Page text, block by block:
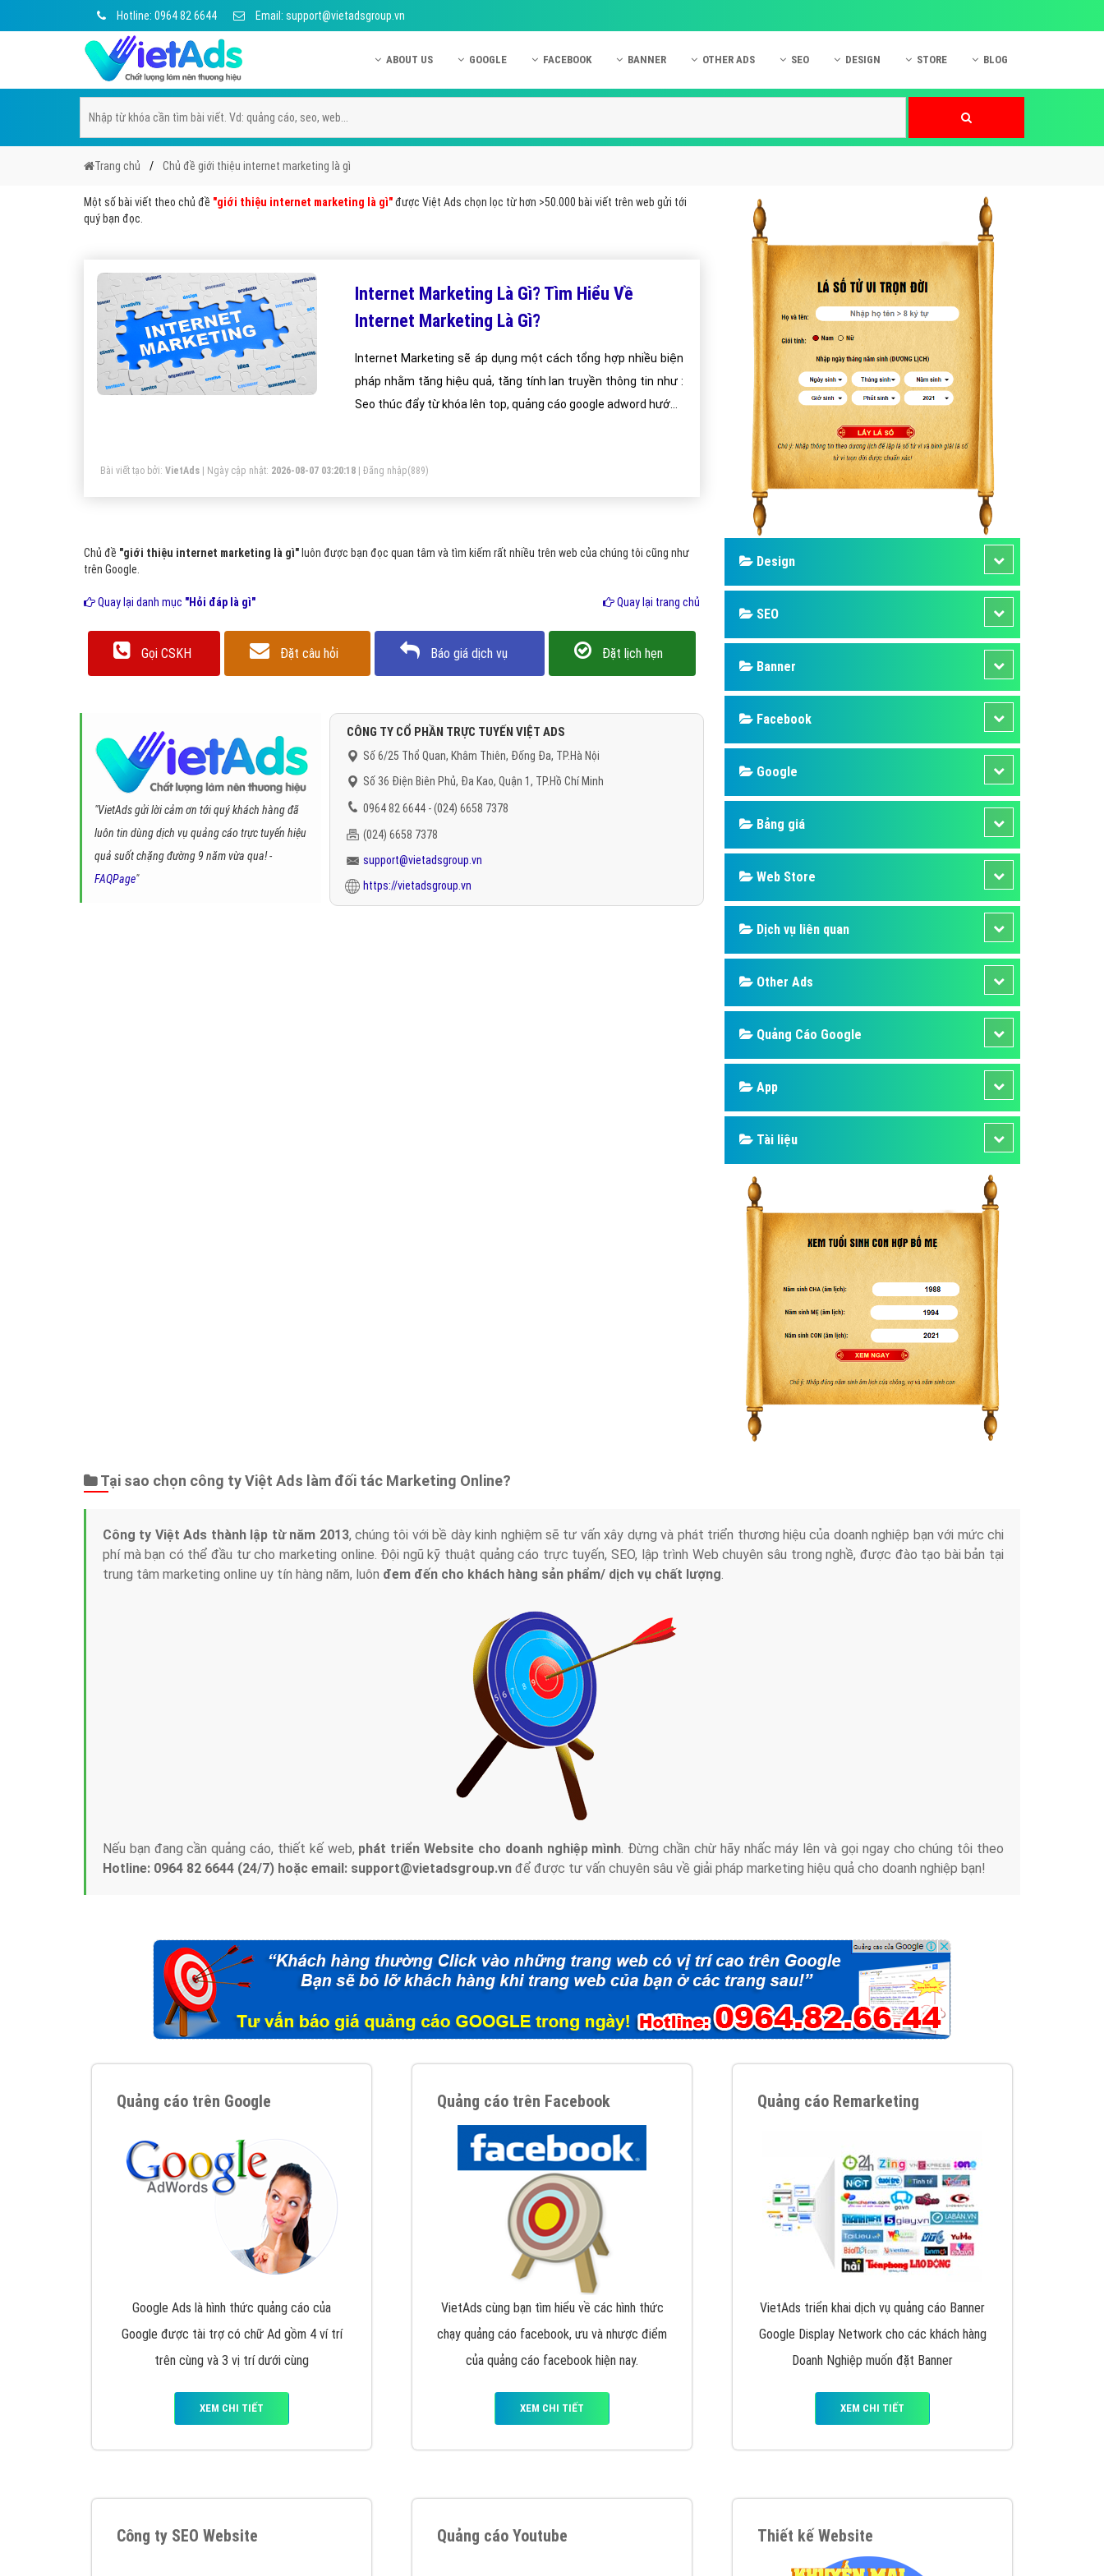
Hotline: 0964 82 6644 Email: support@vietadsgroup.vn
ABOUT US GOOGLE
Hỏi đáp Google
FACEBOOK BANNER OTHER ADS
Quảng cáo Online
Quảng cáo Skype
Quảng cáo TVC
Quảng cáo Cốc Cốc
Phần mềm ứng dụng hay
Dịch vụ Domain & Hosting
Hỏi đáp phần mềm
Hỏi đáp quảng cáo TVC
Hỏi đáp quảng cáo mobile
Hỏi đáp quảng cáo Online
Hỏi đáp quảng cáo Skype
Quảng cáo Youtube
Dịch vụ quảng cáo Youtube
Dịch vụ quảng cáo Cốc Cốc
Dịch vụ quảng cáo Tiktok
Dịch vụ quảng cáo Zalo
Định nghĩa
Nghĩa là gì
Phần mềm ứng dụng hay
SEO DESIGN
Hỏi đáp Website
STORE BLOG
Trang chủ Chủ đề giới thiệu internet marketing là gì
Một số bài viết theo chủ đề "giới thiệu internet marketing là gì"được Việt Ads chọn lọc từ hơn >50.000 bài viết trên web gửi tới
quý bạn đọc.
Internet Marketing Là Gì? Tìm Hiểu Về
Internet Marketing Là Gì?
Internet Marketing sẽ áp dụng một cách tổng hợp nhiều biện
pháp nhằm tăng hiệu quả, tăng tính lan truyền thông tin như :
Seo thúc đẩy từ khóa lên top, quảng cáo google adword hướng
Bài viết tạo bởi: VietAds | Ngày cập nhật: 2026-08-07 03:20:18 Đăng nhập(889)
Chủ đề "giới thiệu internet marketing là gì" luôn được bạn đọc quan tâm và tìm kiếm rất nhiều trên web của chúng tôi cũng như
trên Google.
Quay lại danh mục "Hỏi đáp là gì" Quay lại trang chủ
Gọi CSKH Đặt câu hỏi Báo giá dịch vụ Đặt lịch hẹn
"VietAds gửi lời cảm ơn tới quý khách hàng đã
luôn tin dùng dịch vụ quảng cáo trực tuyến hiệu
quả suốt chặng đường 9 năm vừa qua! -
FAQPage"
CÔNG TY CỔ PHẦN TRỰC TUYẾN VIỆT ADS
Số 6/25 Thổ Quan, Khâm Thiên, Đống Đa, TP.Hà Nội
Số 36 Điện Biên Phủ, Đa Kao, Quận 1, TP.Hồ Chí Minh
0964 82 6644 - (024) 6658 7378
(024) 6658 7378
support@vietadsgroup.vn
https://vietadsgroup.vn
Design
SEO
Banner
Facebook
Google
Bảng giá
Web Store
Dịch vụ liên quan
Other Ads
Quảng Cáo Google
App
Tài liệu
Tại sao chọn công ty Việt Ads làm đối tác Marketing Online?
Công ty Việt Ads thành lập từ năm 2013, chúng tôi với bề dày kinh nghiệm sẽ tư vấn xây dựng và phát triển thương hiệu của doanh nghiệp bạn với mức chi
phí mà bạn có thể đầu tư cho marketing online. Đội ngũ kỹ thuật quảng cáo trực tuyến, SEO, lập trình Web chuyên sâu trong nghề, được đào tạo bài bản tại
trung tâm marketing online uy tín hàng năm, luôn đem đến cho khách hàng sản phẩm/ dịch vụ chất lượng
Nếu bạn đang cần quảng cáo, thiết kế web, phát triển Website cho doanh nghiệp mình . Đừng chần chừ hãy nhấc máy lên và gọi ngay cho chúng tôi theo
Hotline: 0964 82 6644 (24/7) hoặc email: support@vietadsgroup.vn để được tư vấn chuyên sâu về giải pháp marketing hiệu quả cho doanh nghiệp bạn!
Quảng cáo trên Google
Google Ads là hình thức quảng cáo của
Google được tài trợ có chữ Ad gồm 4 ví trí
trên cùng và 3 vị trí dưới cùng
XEM CHI TIẾT
Quảng cáo trên Facebook
VietAds cùng bạn tìm hiểu về các hình thức
chạy quảng cáo facebook, ưu và nhược điểm
của quảng cáo facebook hiện nay.
XEM CHI TIẾT
Quảng cáo Remarketing
VietAds triển khai dịch vụ quảng cáo Banner
Google Display Network cho các khách hàng
Doanh Nghiệp muốn đặt Banner
XEM CHI TIẾT
Công ty SEO Website Quảng cáo Youtube Thiết kế Website